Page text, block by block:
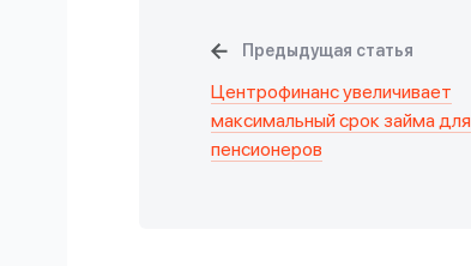
Предыдущая статья
Центрофинанс увеличивает
максимальный срок займа для
пенсионеров